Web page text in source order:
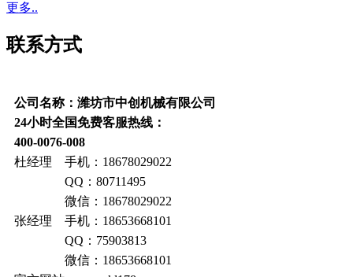
更多..
联系方式
公司名称：潍坊市中创机械有限公司
24小时全国免费客服热线：
400-0076-008
杜经理 手机：18678029022
QQ：80711495
微信：18678029022
张经理 手机：18653668101
QQ：75903813
微信：18653668101